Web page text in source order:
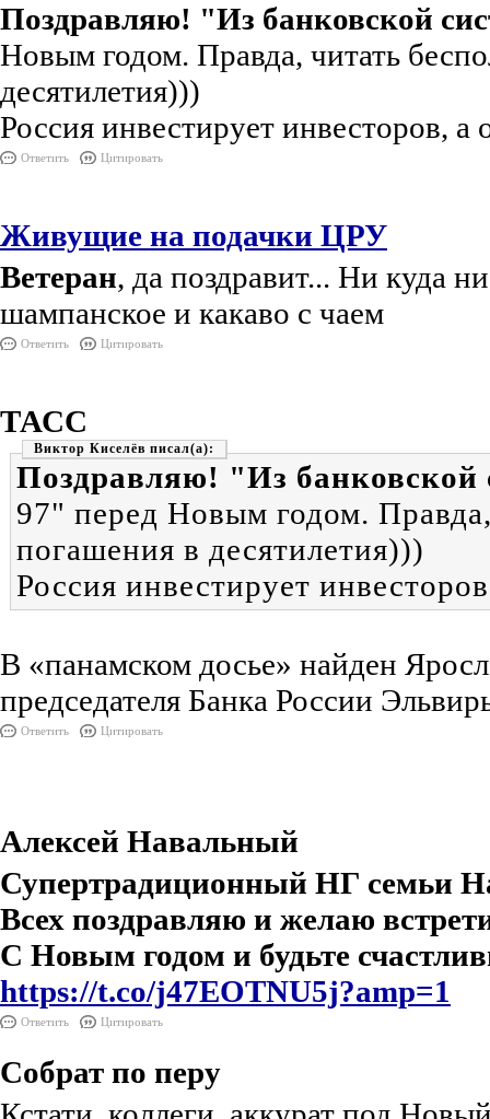
Поздравляю! "Из банковской
Новым годом. Правда, читать
десятилетия)))
Россия инвестирует инвесторов,
Ответить Цитировать
Живущие на подачки ЦРУ
Ветеран, да поздравит... Ни куда
шампанское и какаво с чаем
Ответить Цитировать
ТАСС
Виктор Киселёв
Поздравляю! "Из банковской
97" перед Новым годом. Правда,
погашения в десятилетия)))
Россия инвестирует
В «панамском досье» найден
председателя Банка России
Ответить Цитировать
Алексей Навальный
Супертрадиционный НГ семьи
Всех поздравляю и желаю
С Новым годом и будьте
https://t.co/j47EOTNU5j?amp=1
Ответить Цитировать
Собрат по перу